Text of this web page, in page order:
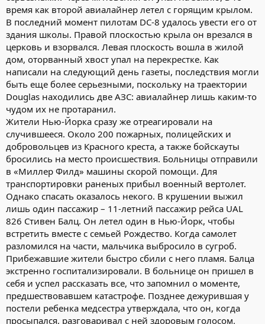
время как второй авиалайнер летел с горящим крылом.
В последний момент пилотам DC-8 удалось увести его от
здания школы. Правой плоскостью крыла он врезался в
церковь и взорвался. Левая плоскость вошла в жилой
дом, оторванный хвост упал на перекрестке. Как
написали на следующий день газеты, последствия могли
быть еще более серьезными, поскольку на траектории
Douglas находились две АЗС: авиалайнер лишь каким-то
чудом их не протаранил.
Жители Нью-Йорка сразу же отреагировали на
случившееся. Около 200 пожарных, полицейских и
добровольцев из Красного креста, а также бойскауты
бросились на место происшествия. Больницы отправили
в «Миллер Филд» машины скорой помощи. Для
транспортировки раненых прибыл военный вертолет.
Однако спасать оказалось некого. В крушении выжил
лишь один пассажир – 11-летний пассажир рейса UAL
826 Стивен Балц. Он летел один в Нью-Йорк, чтобы
встретить вместе с семьей Рождество. Когда самолет
разломился на части, мальчика выбросило в сугроб.
Прибежавшие жители быстро сбили с него пламя. Балца
экстренно госпитализировали. В больнице он пришел в
себя и успел рассказать все, что запомнил о моменте,
предшествовавшем катастрофе. Позднее дежурившая у
постели ребенка медсестра утверждала, что он, когда
просыпался, разговаривал с ней здоровым голосом.